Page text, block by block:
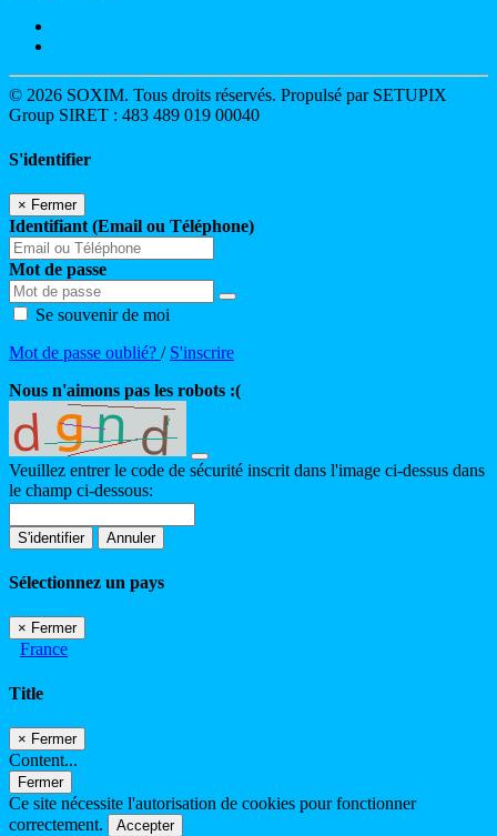
© 2026 SOXIM. Tous droits réservés. Propulsé par SETUPIX
Group SIRET : 483 489 019 00040
S'identifier
× Fermer
Identifiant (Email ou Téléphone)
Mot de passe
Se souvenir de moi
Mot de passe oublié? / S'inscrire
Nous n'aimons pas les robots :(
Veuillez entrer le code de sécurité inscrit dans l'image ci-dessus dans
le champ ci-dessous:
S'identifier Annuler
Sélectionnez un pays
× Fermer
France
Title
× Fermer
Content...
Fermer
Ce site nécessite l'autorisation de cookies pour fonctionner
correctement.
Accepter